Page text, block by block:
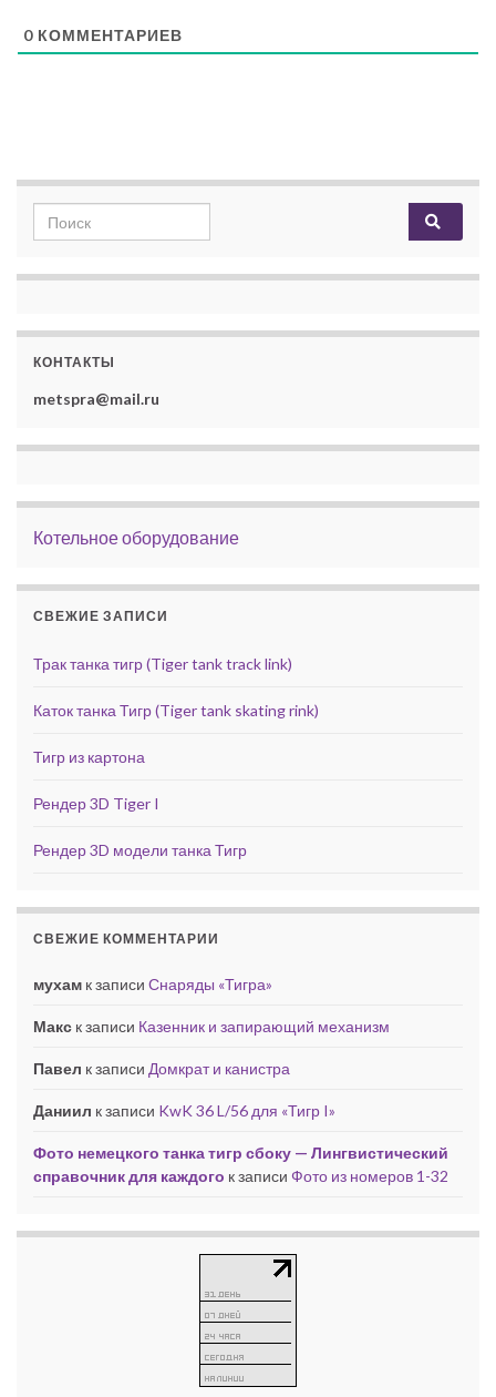
0 КОММЕНТАРИЕВ
Search for:
КОНТАКТЫ
metspra@mail.ru
Котельное оборудование
СВЕЖИЕ ЗАПИСИ
Трак танка тигр (Tiger tank track link)
Каток танка Тигр (Tiger tank skating rink)
Тигр из картона
Рендер 3D Tiger I
Рендер 3D модели танка Тигр
СВЕЖИЕ КОММЕНТАРИИ
мухам к записи Снаряды «Тигра»
Макс к записи Казенник и запирающий механизм
Павел к записи Домкрат и канистра
Даниил к записи KwK 36 L/56 для «Тигр I»
Фото немецкого танка тигр сбоку — Лингвистический
справочник для каждого к записи Фото из номеров 1-32